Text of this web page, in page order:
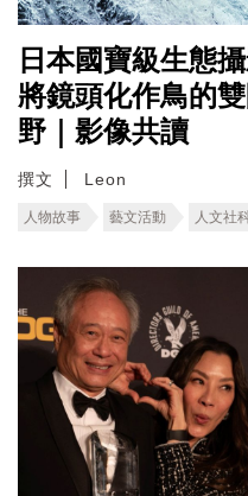
日本國寶級生態
將鏡頭化作鳥的
野｜影像共讀
撰文 Leon
人物故事 藝文活動 人文社